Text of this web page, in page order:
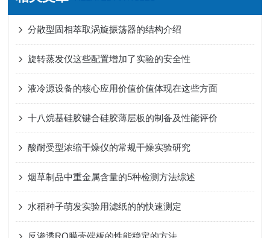
分散型固相萃取涡旋振荡器的结构介绍
旋转蒸发仪这些配置增加了实验的安全性
液冷源设备的核心应用价值价值体现在这些方面
十八烷基硅胶键合硅胶薄层板的制备及性能评价
酸耐受型浓缩干燥仪的常规干燥实验研究
烟草制品中重金属含量的5种检测方法综述
水稻种子萌发实验用滤纸的的快速测定
反渗透RO膜壳端板的性能稳定的方法